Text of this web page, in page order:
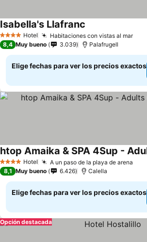
4 EstrellasHotel Habitaciones con vistas al mar
Isabella's Llafranc
8,4 Muy bueno 3.039 Palafrugell
Elige fechas para ver los precios exactos
4 EstrellasHotel A un paso de la playa de arena
8,1 Muy bueno 6.426 Calella
Elige fechas para ver los precios exactos
Opción destacada